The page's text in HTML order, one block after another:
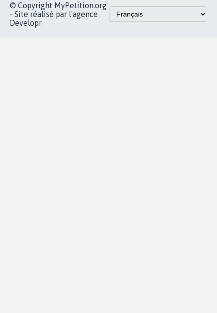
© Copyright MyPetition.org
- Site réalisé par l'agence
Developr